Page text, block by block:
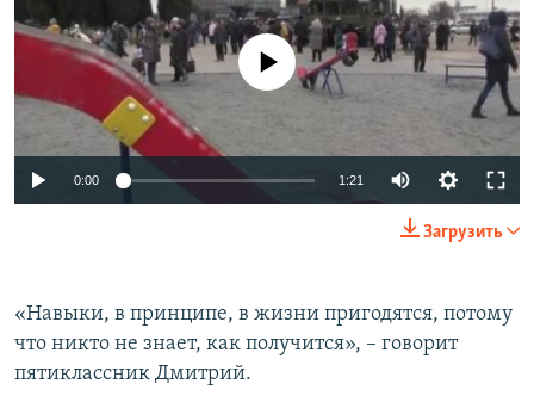
No media source currently available
0:00 1:21
Загрузить
«Навыки, в принципе, в жизни пригодятся, потому
что никто не знает, как получится», – говорит
пятиклассник Дмитрий.